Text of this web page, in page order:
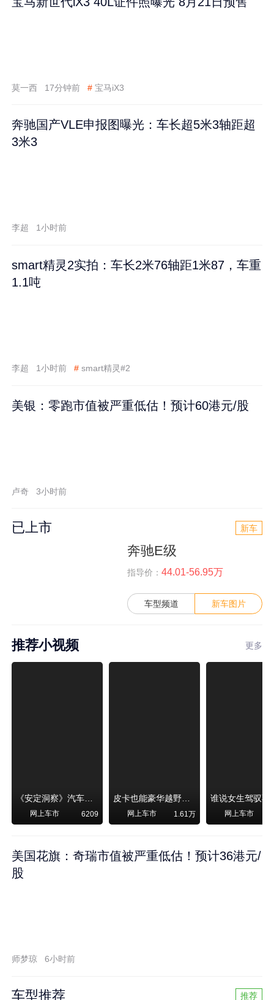
莫一西 17分钟前 # 宝马iX3
奔驰国产VLE申报图曝光：车长超5米3轴距超
3米3
李超 1小时前
smart精灵2实拍：车长2米76轴距1米87，车重
1.1吨
李超 1小时前 # smart精灵#2
美银：零跑市值被严重低估！预计60港元/股
卢奇 3小时前
已上市 新车
奔驰E级
指导价： 44.01-56.95万
车型频道 新车图片
推荐小视频 更多
《安定洞察》汽车烧不烧油，和石油安全无关！
网上车市 6209
皮卡也能豪华越野！纵横F700上市，限时卖29.99万起
网上车市 1.61万 网上车市
美国花旗：奇瑞市值被严重低估！预计36港元/
股
师梦琼 6小时前
车型推荐 推荐